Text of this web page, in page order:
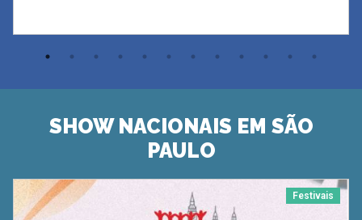
SHOW NACIONAIS EM SÃO
PAULO
Festivais